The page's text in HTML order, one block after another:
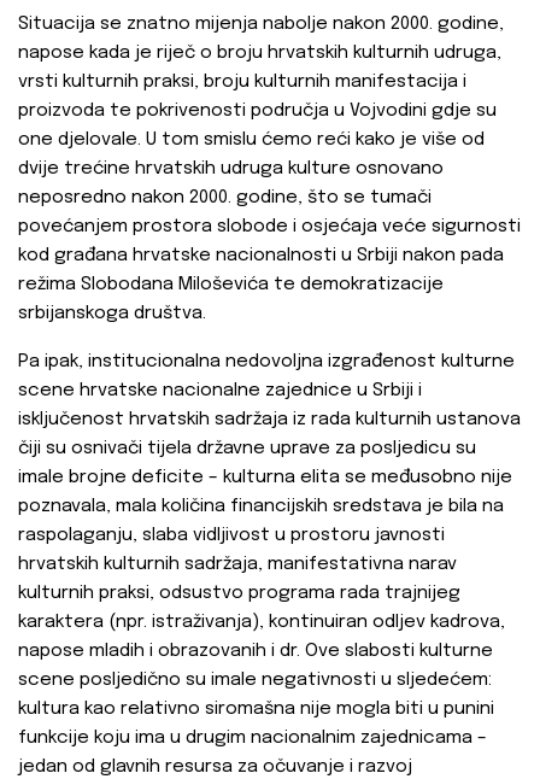
Situacija se znatno mijenja nabolje nakon 2000. godine,
napose kada je riječ o broju hrvatskih kulturnih udruga,
vrsti kulturnih praksi, broju kulturnih manifestacija i
proizvoda te pokrivenosti područja u Vojvodini gdje su
one djelovale. U tom smislu ćemo reći kako je više od
dvije trećine hrvatskih udruga kulture osnovano
neposredno nakon 2000. godine, što se tumači
povećanjem prostora slobode i osjećaja veće sigurnosti
kod građana hrvatske nacionalnosti u Srbiji nakon pada
režima Slobodana Miloševića te demokratizacije
srbijanskoga društva.
Pa ipak, institucionalna nedovoljna izgrađenost kulturne
scene hrvatske nacionalne zajednice u Srbiji i
isključenost hrvatskih sadržaja iz rada kulturnih ustanova
čiji su osnivači tijela državne uprave za posljedicu su
imale brojne deficite – kulturna elita se međusobno nije
poznavala, mala količina financijskih sredstava je bila na
raspolaganju, slaba vidljivost u prostoru javnosti
hrvatskih kulturnih sadržaja, manifestativna narav
kulturnih praksi, odsustvo programa rada trajnijeg
karaktera (npr. istraživanja), kontinuiran odljev kadrova,
napose mladih i obrazovanih i dr. Ove slabosti kulturne
scene posljedično su imale negativnosti u sljedećem:
kultura kao relativno siromašna nije mogla biti u punini
funkcije koju ima u drugim nacionalnim zajednicama –
jedan od glavnih resursa za očuvanje i razvoj